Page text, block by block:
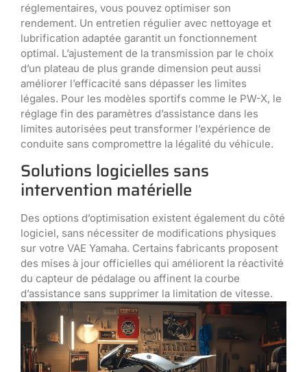
réglementaires, vous pouvez optimiser son
rendement. Un entretien régulier avec nettoyage et
lubrification adaptée garantit un fonctionnement
optimal. L’ajustement de la transmission par le choix
d’un plateau de plus grande dimension peut aussi
améliorer l’efficacité sans dépasser les limites
légales. Pour les modèles sportifs comme le PW-X, le
réglage fin des paramètres d’assistance dans les
limites autorisées peut transformer l’expérience de
conduite sans compromettre la légalité du véhicule.
Solutions logicielles sans
intervention matérielle
Des options d’optimisation existent également du côté
logiciel, sans nécessiter de modifications physiques
sur votre VAE Yamaha. Certains fabricants proposent
des mises à jour officielles qui améliorent la réactivité
du capteur de pédalage ou affinent la courbe
d’assistance sans supprimer la limitation de vitesse.